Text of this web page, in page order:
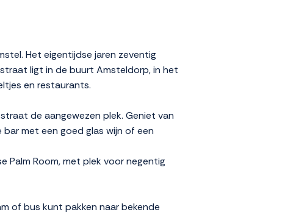
Het eigentijdse jaren zeventig
ligt in de buurt Amsteldorp, in het
en restaurants.
de aangewezen plek. Geniet van
met een goed glas wijn of een
Room, met plek voor negentig
of bus kunt pakken naar bekende